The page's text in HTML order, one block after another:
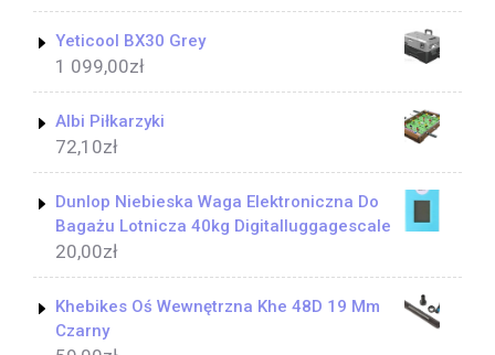
Yeticool BX30 Grey
1 099,00zł
Albi Piłkarzyki
72,10zł
Dunlop Niebieska Waga Elektroniczna Do
Bagażu Lotnicza 40kg Digitalluggagescale
20,00zł
Khebikes Oś Wewnętrzna Khe 48D 19 Mm
Czarny